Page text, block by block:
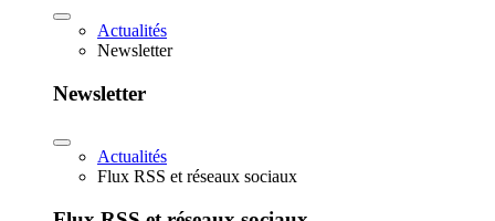
Actualités
Newsletter
Newsletter
Actualités
Flux RSS et réseaux sociaux